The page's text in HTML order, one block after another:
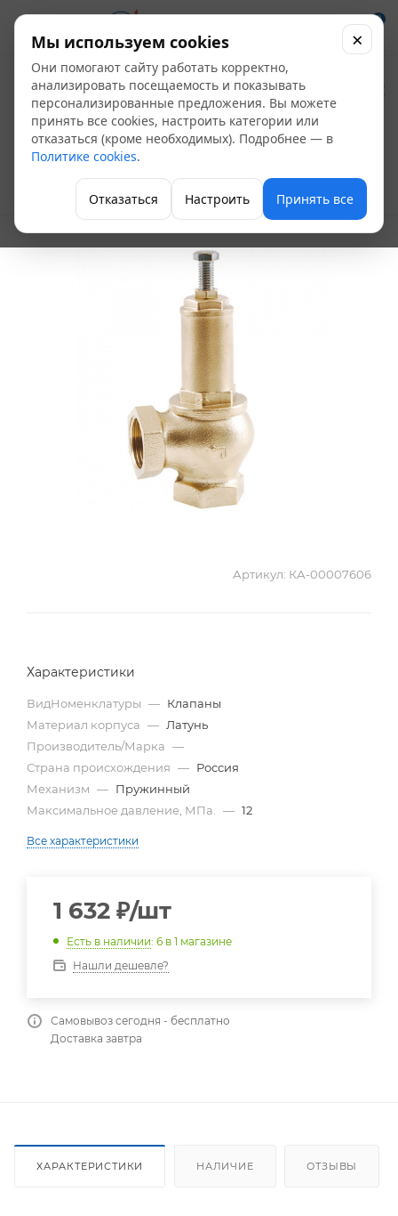
0
Клапан
предохранительный
Ду 20 VT.1831.N.05
Клапан предохранительный
Артикул: КА-00007606
Характеристики
ВидНоменклатуры — Клапаны
Материал корпуса — Латунь
Производитель/Марка —
Страна происхождения — Россия
Механизм — Пружинный
Максимальное давление, МПа.
— 12
Все характеристики
1 632 ₽/шт
Есть в наличии: 6 в 1 магазине
Нашли дешевле?
Самовывоз сегодня - бесплатно
Доставка завтра
ХАРАКТЕРИСТИКИ НАЛИЧИЕ ОТЗЫВЫ
Мы используем cookies
Они помогают сайту работать корректно,
анализировать посещаемость и показывать
персонализированные предложения. Вы можете
принять все cookies, настроить категории или
отказаться (кроме необходимых). Подробнее — в
Политике cookies.
Отказаться Настроить Принять все
×